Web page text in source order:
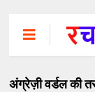
अंग्रेज़ी वर्डल की